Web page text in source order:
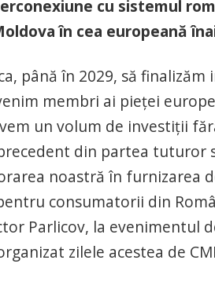
cu sistemul
în cea europeană
până în 2029, să
membri ai pieței
un volum de investiții
din partea tuturor
noastră în furnizarea
consumatorii din
Parlicov, la evenimentul
zilele acestea de